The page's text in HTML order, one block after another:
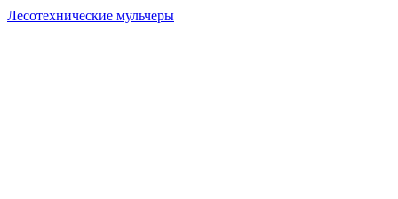
Лесотехнические мульчеры